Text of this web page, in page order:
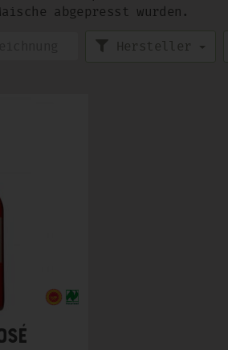
abgepresst wurden.
Hersteller